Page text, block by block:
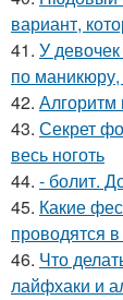
вариант,
41. У
по
42. Алгоритм
43. Секрет
весь ноготь
44. - болит.
45. Какие
проводятся
46. Что
лайфхаки и